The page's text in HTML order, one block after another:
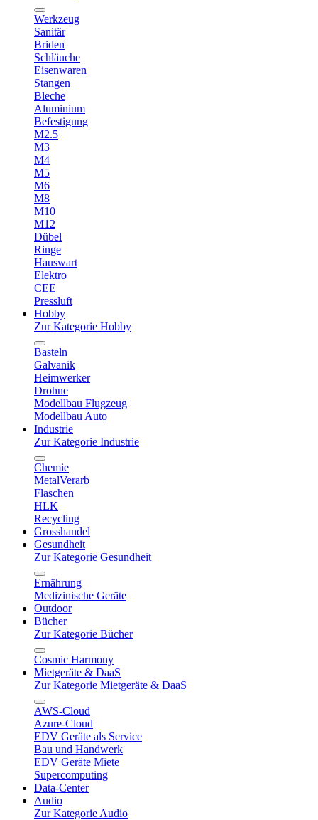
Werkzeug
Sanitär
Briden
Schläuche
Eisenwaren
Stangen
Bleche
Aluminium
Befestigung
M2.5
M3
M4
M5
M6
M8
M10
M12
Dübel
Ringe
Hauswart
Elektro
CEE
Pressluft
Hobby
Zur Kategorie Hobby
Basteln
Galvanik
Heimwerker
Drohne
Modellbau Flugzeug
Modellbau Auto
Industrie
Zur Kategorie Industrie
Chemie
MetalVerarb
Flaschen
HLK
Recycling
Grosshandel
Gesundheit
Zur Kategorie Gesundheit
Ernährung
Medizinische Geräte
Outdoor
Bücher
Zur Kategorie Bücher
Cosmic Harmony
Mietgeräte & DaaS
Zur Kategorie Mietgeräte & DaaS
AWS-Cloud
Azure-Cloud
EDV Geräte als Service
Bau und Handwerk
EDV Geräte Miete
Supercomputing
Data-Center
Audio
Zur Kategorie Audio